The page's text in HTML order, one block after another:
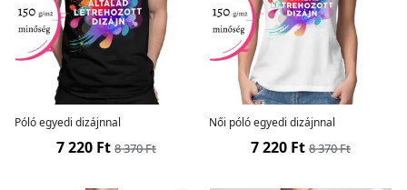
Póló egyedi dizájnnal
7 220 Ft 8 370 Ft
Női póló egyedi dizájnnal
7 220 Ft 8 370 Ft